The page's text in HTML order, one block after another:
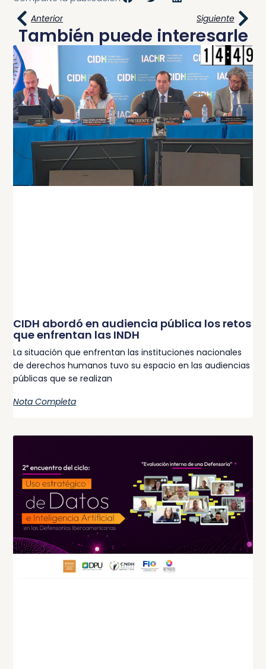
Anterior
Siguiente
También puede interesarle
CIDH abordó en audiencia pública los retos
que enfrentan las INDH
La situación que enfrentan las instituciones nacionales
de derechos humanos tuvo su espacio en las audiencias
públicas que se realizan
Nota Completa